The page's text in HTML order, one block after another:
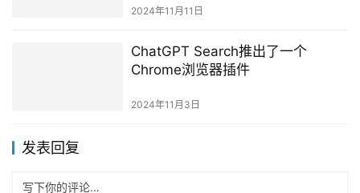
2024年11月11日
ChatGPT Search推出了一个
Chrome浏览器插件
2024年11月3日
发表回复